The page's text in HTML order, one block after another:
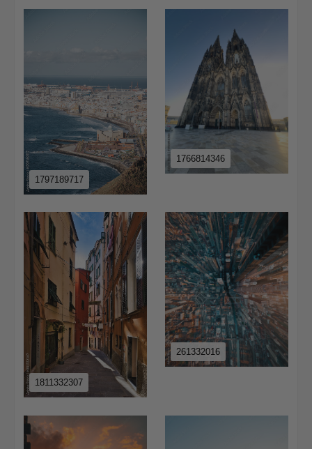
1797189717
1766814346
1811332307
261332016